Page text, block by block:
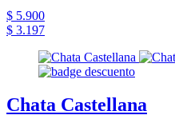
$ 5.900
$ 3.197
Chata Castellana